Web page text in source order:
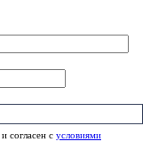
и согласен с условиями